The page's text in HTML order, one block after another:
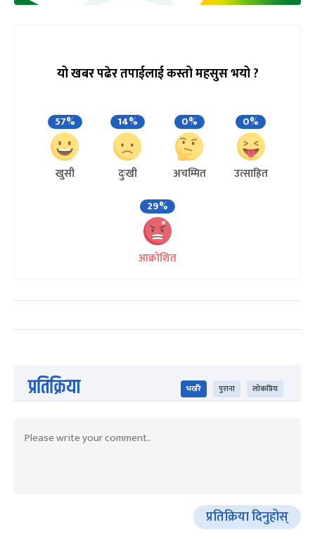
यो खबर पढेर तपाईलाई कस्तो महसुस भयो ?
57%
खुसी
14%
दुःखी
0%
अचम्मित
0%
उत्साहित
29%
आक्रोशित
प्रतिक्रिया भर्खरै पुराना लोकप्रिय
प्रतिक्रिया दिनुहोस्